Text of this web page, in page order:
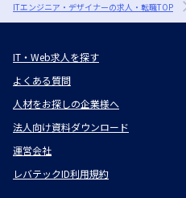
ITエンジニア・デザイナーの求人・転職TOP
IT・Web求人を探す
よくある質問
人材をお探しの企業様へ
法人向け資料ダウンロード
運営会社
レバテックID利用規約